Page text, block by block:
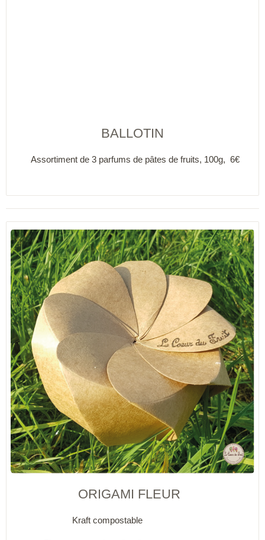
BALLOTIN
Assortiment de 3 parfums de pâtes de fruits, 100g, 6€
ORIGAMI FLEUR
Kraft compostable